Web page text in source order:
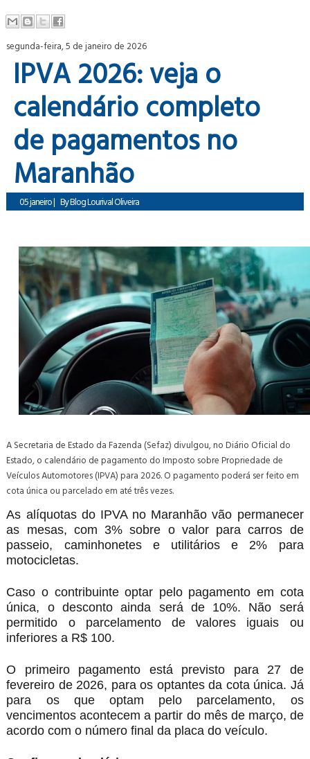
segunda-feira, 5 de janeiro de 2026
IPVA 2026: veja o
calendário completo
de pagamentos no
Maranhão
05 janeiro| ByBlog Lourival Oliveira
A Secretaria de Estado da Fazenda (Sefaz) divulgou, no Diário Oficial do
Estado, o calendário de pagamento do Imposto sobre Propriedade de
Veículos Automotores (IPVA) para 2026. O pagamento poderá ser feito em
cota única ou parcelado em até três vezes.
As alíquotas do IPVA no Maranhão vão permanecer
as mesas, com 3% sobre o valor para carros de
passeio, caminhonetes e utilitários e 2% para
motocicletas.
Caso o contribuinte optar pelo pagamento em cota
única, o desconto ainda será de 10%. Não será
permitido o parcelamento de valores iguais ou
inferiores a R$ 100.
O primeiro pagamento está previsto para 27 de
fevereiro de 2026, para os optantes da cota única. Já
para os que optam pelo parcelamento, os
vencimentos acontecem a partir do mês de março, de
acordo com o número final da placa do veículo.